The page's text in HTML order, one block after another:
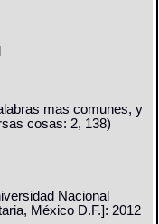
mas comunes, y
cosas: 2, 138)
Nacional
México D.F.]: 2012